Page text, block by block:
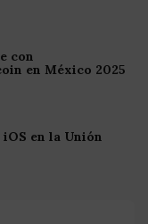
con
en México 2025
en la Unión